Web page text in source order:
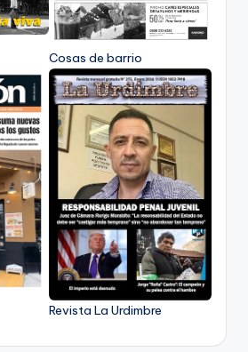
Cosas de barrio
Revista La Urdimbre